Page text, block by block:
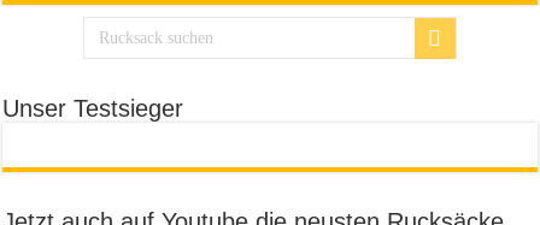
Unser Testsieger